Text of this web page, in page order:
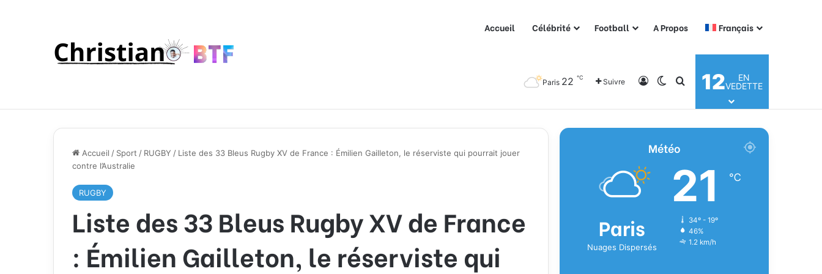
Accueil Célébrité Football A Propos Français
Paris 22 ℃ Suivre ConnexionSwitch skin
Rechercher
12
EN
VEDETTE
Accueil / Sport / RUGBY / Liste des 33 Bleus Rugby XV de France : Émilien Gailleton, le réserviste qui pourrait jouer
contre l’Australie
RUGBY
Liste des 33 Bleus Rugby XV de France
: Émilien Gailleton, le réserviste qui
Météo
Paris
Nuages Dispersés
21 ℃
34º - 19º
46%
1.2 km/h